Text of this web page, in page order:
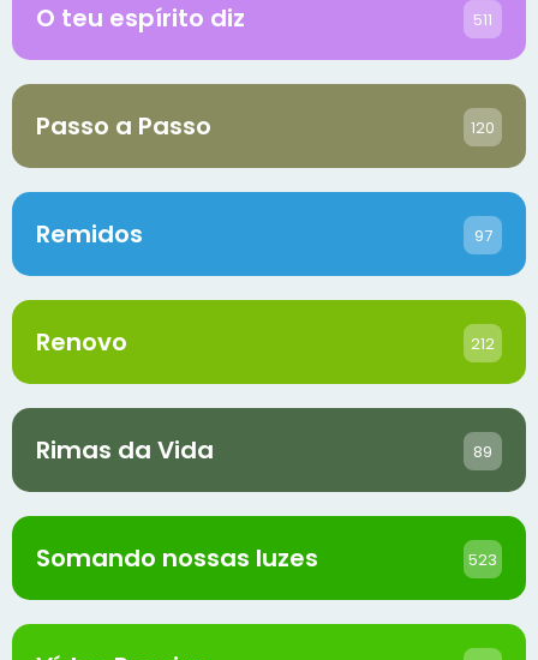
O teu espírito diz 511
Passo a Passo 120
Remidos 97
Renovo 212
Rimas da Vida 89
Somando nossas luzes 523